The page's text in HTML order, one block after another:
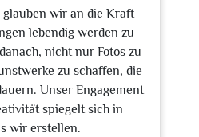
wir an die Kraft
lebendig werden zu
nicht nur Fotos zu
zu schaffen, die
Unser Engagement
spiegelt sich in
wir erstellen.